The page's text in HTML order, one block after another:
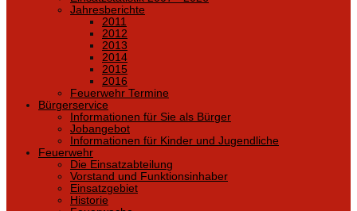
Jahresberichte
2011
2012
2013
2014
2015
2016
Feuerwehr Termine
Bürgerservice
Informationen für Sie als Bürger
Jobangebot
Informationen für Kinder und Jugendliche
Feuerwehr
Die Einsatzabteilung
Vorstand und Funktionsinhaber
Einsatzgebiet
Historie